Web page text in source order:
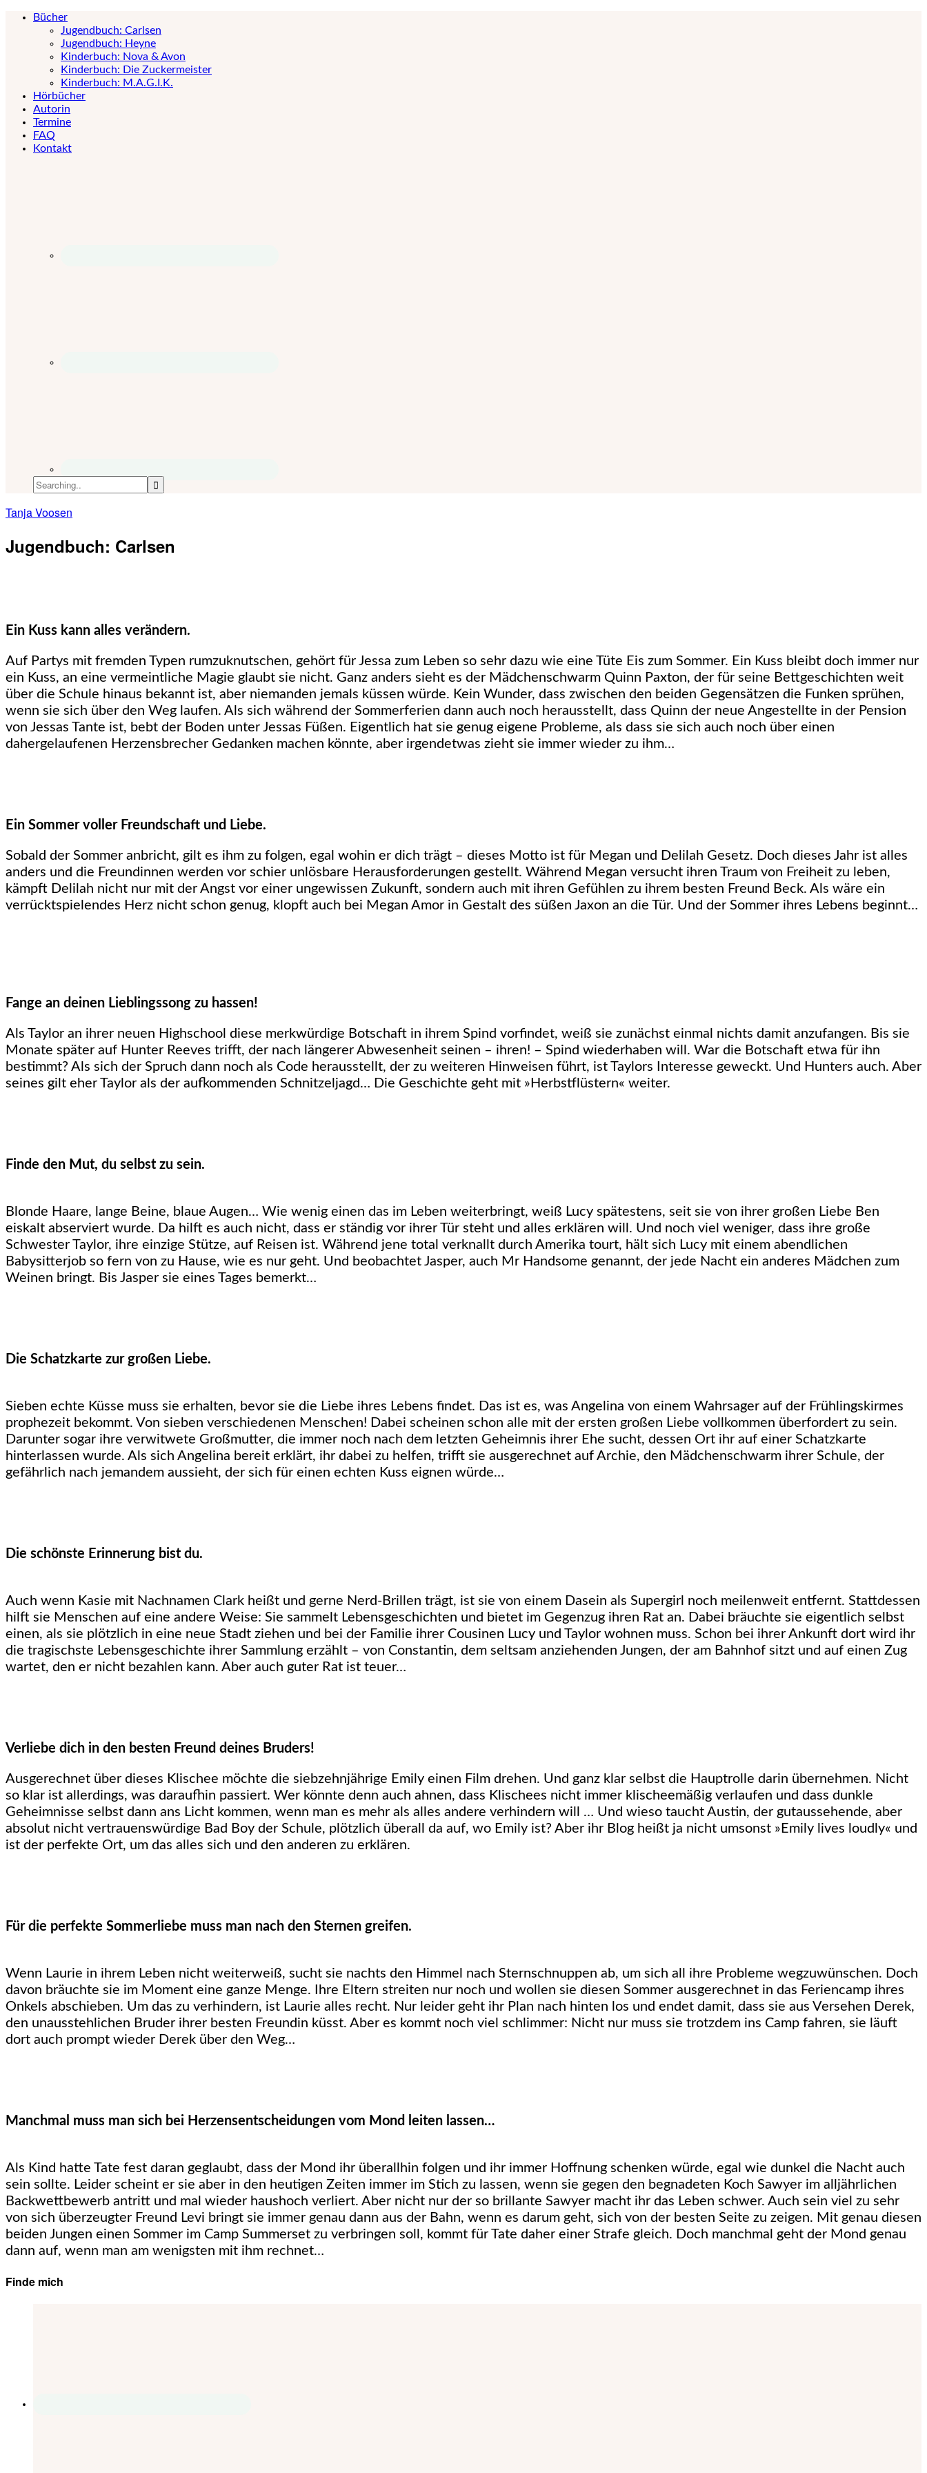
Bücher
Jugendbuch: Carlsen
Jugendbuch: Heyne
Kinderbuch: Nova & Avon
Kinderbuch: Die Zuckermeister
Kinderbuch: M.A.G.I.K.
Hörbücher
Autorin
Termine
FAQ
Kontakt
Tanja Voosen
Jugendbuch: Carlsen
Ein Kuss kann alles verändern.
Auf Partys mit fremden Typen rumzuknutschen, gehört für Jessa zum Leben so sehr dazu wie eine Tüte Eis zum Sommer. Ein Kuss bleibt doch immer nur
ein Kuss, an eine vermeintliche Magie glaubt sie nicht. Ganz anders sieht es der Mädchenschwarm Quinn Paxton, der für seine Bettgeschichten weit
über die Schule hinaus bekannt ist, aber niemanden jemals küssen würde. Kein Wunder, dass zwischen den beiden Gegensätzen die Funken sprühen,
wenn sie sich über den Weg laufen. Als sich während der Sommerferien dann auch noch herausstellt, dass Quinn der neue Angestellte in der Pension
von Jessas Tante ist, bebt der Boden unter Jessas Füßen. Eigentlich hat sie genug eigene Probleme, als dass sie sich auch noch über einen
dahergelaufenen Herzensbrecher Gedanken machen könnte, aber irgendetwas zieht sie immer wieder zu ihm…
Ein Sommer voller Freundschaft und Liebe.
Sobald der Sommer anbricht, gilt es ihm zu folgen, egal wohin er dich trägt – dieses Motto ist für Megan und Delilah Gesetz. Doch dieses Jahr ist alles
anders und die Freundinnen werden vor schier unlösbare Herausforderungen gestellt. Während Megan versucht ihren Traum von Freiheit zu leben,
kämpft Delilah nicht nur mit der Angst vor einer ungewissen Zukunft, sondern auch mit ihren Gefühlen zu ihrem besten Freund Beck. Als wäre ein
verrücktspielendes Herz nicht schon genug, klopft auch bei Megan Amor in Gestalt des süßen Jaxon an die Tür. Und der Sommer ihres Lebens beginnt…
Fange an deinen Lieblingssong zu hassen!
Als Taylor an ihrer neuen Highschool diese merkwürdige Botschaft in ihrem Spind vorfindet, weiß sie zunächst einmal nichts damit anzufangen. Bis sie
Monate später auf Hunter Reeves trifft, der nach längerer Abwesenheit seinen – ihren! – Spind wiederhaben will. War die Botschaft etwa für ihn
bestimmt? Als sich der Spruch dann noch als Code herausstellt, der zu weiteren Hinweisen führt, ist Taylors Interesse geweckt. Und Hunters auch. Aber
seines gilt eher Taylor als der aufkommenden Schnitzeljagd… Die Geschichte geht mit »Herbstflüstern« weiter.
Finde den Mut, du selbst zu sein.
Blonde Haare, lange Beine, blaue Augen… Wie wenig einen das im Leben weiterbringt, weiß Lucy spätestens, seit sie von ihrer großen Liebe Ben
eiskalt abserviert wurde. Da hilft es auch nicht, dass er ständig vor ihrer Tür steht und alles erklären will. Und noch viel weniger, dass ihre große
Schwester Taylor, ihre einzige Stütze, auf Reisen ist. Während jene total verknallt durch Amerika tourt, hält sich Lucy mit einem abendlichen
Babysitterjob so fern von zu Hause, wie es nur geht. Und beobachtet Jasper, auch Mr Handsome genannt, der jede Nacht ein anderes Mädchen zum
Weinen bringt. Bis Jasper sie eines Tages bemerkt…
Die Schatzkarte zur großen Liebe.
Sieben echte Küsse muss sie erhalten, bevor sie die Liebe ihres Lebens findet. Das ist es, was Angelina von einem Wahrsager auf der Frühlingskirmes
prophezeit bekommt. Von sieben verschiedenen Menschen! Dabei scheinen schon alle mit der ersten großen Liebe vollkommen überfordert zu sein.
Darunter sogar ihre verwitwete Großmutter, die immer noch nach dem letzten Geheimnis ihrer Ehe sucht, dessen Ort ihr auf einer Schatzkarte
hinterlassen wurde. Als sich Angelina bereit erklärt, ihr dabei zu helfen, trifft sie ausgerechnet auf Archie, den Mädchenschwarm ihrer Schule, der
gefährlich nach jemandem aussieht, der sich für einen echten Kuss eignen würde…
Die schönste Erinnerung bist du.
Auch wenn Kasie mit Nachnamen Clark heißt und gerne Nerd-Brillen trägt, ist sie von einem Dasein als Supergirl noch meilenweit entfernt. Stattdessen
hilft sie Menschen auf eine andere Weise: Sie sammelt Lebensgeschichten und bietet im Gegenzug ihren Rat an. Dabei bräuchte sie eigentlich selbst
einen, als sie plötzlich in eine neue Stadt ziehen und bei der Familie ihrer Cousinen Lucy und Taylor wohnen muss. Schon bei ihrer Ankunft dort wird ihr
die tragischste Lebensgeschichte ihrer Sammlung erzählt – von Constantin, dem seltsam anziehenden Jungen, der am Bahnhof sitzt und auf einen Zug
wartet, den er nicht bezahlen kann. Aber auch guter Rat ist teuer…
Verliebe dich in den besten Freund deines Bruders!
Ausgerechnet über dieses Klischee möchte die siebzehnjährige Emily einen Film drehen. Und ganz klar selbst die Hauptrolle darin übernehmen. Nicht
so klar ist allerdings, was daraufhin passiert. Wer könnte denn auch ahnen, dass Klischees nicht immer klischeemäßig verlaufen und dass dunkle
Geheimnisse selbst dann ans Licht kommen, wenn man es mehr als alles andere verhindern will … Und wieso taucht Austin, der gutaussehende, aber
absolut nicht vertrauenswürdige Bad Boy der Schule, plötzlich überall da auf, wo Emily ist? Aber ihr Blog heißt ja nicht umsonst »Emily lives loudly« und
ist der perfekte Ort, um das alles sich und den anderen zu erklären.
Für die perfekte Sommerliebe muss man nach den Sternen greifen.
Wenn Laurie in ihrem Leben nicht weiterweiß, sucht sie nachts den Himmel nach Sternschnuppen ab, um sich all ihre Probleme wegzuwünschen. Doch
davon bräuchte sie im Moment eine ganze Menge. Ihre Eltern streiten nur noch und wollen sie diesen Sommer ausgerechnet in das Feriencamp ihres
Onkels abschieben. Um das zu verhindern, ist Laurie alles recht. Nur leider geht ihr Plan nach hinten los und endet damit, dass sie aus Versehen Derek,
den unausstehlichen Bruder ihrer besten Freundin küsst. Aber es kommt noch viel schlimmer: Nicht nur muss sie trotzdem ins Camp fahren, sie läuft
dort auch prompt wieder Derek über den Weg…
Manchmal muss man sich bei Herzensentscheidungen vom Mond leiten lassen…
Als Kind hatte Tate fest daran geglaubt, dass der Mond ihr überallhin folgen und ihr immer Hoffnung schenken würde, egal wie dunkel die Nacht auch
sein sollte. Leider scheint er sie aber in den heutigen Zeiten immer im Stich zu lassen, wenn sie gegen den begnadeten Koch Sawyer im alljährlichen
Backwettbewerb antritt und mal wieder haushoch verliert. Aber nicht nur der so brillante Sawyer macht ihr das Leben schwer. Auch sein viel zu sehr
von sich überzeugter Freund Levi bringt sie immer genau dann aus der Bahn, wenn es darum geht, sich von der besten Seite zu zeigen. Mit genau diesen
beiden Jungen einen Sommer im Camp Summerset zu verbringen soll, kommt für Tate daher einer Strafe gleich. Doch manchmal geht der Mond genau
dann auf, wenn man am wenigsten mit ihm rechnet…
Finde mich